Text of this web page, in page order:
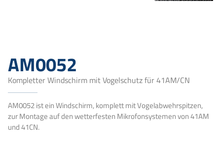
AM0052
Kompletter Windschirm mit Vogelschutz für 41AM/CN
AM0052 ist ein Windschirm, komplett mit Vogelabwehrspitzen,
zur Montage auf den wetterfesten Mikrofonsystemen von 41AM
und 41CN.